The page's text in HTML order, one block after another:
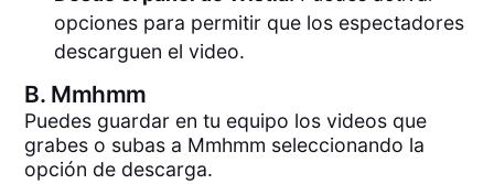
opciones para permitir que los espectadores
descarguen el video.
B. Mmhmm
Puedes guardar en tu equipo los videos que
grabes o subas a Mmhmm seleccionando la
opción de descarga.